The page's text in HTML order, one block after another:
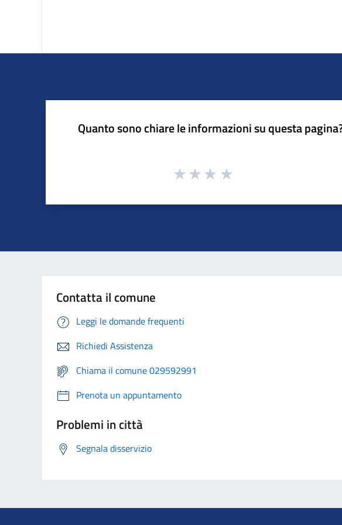
Quanto sono chiare le informazioni su questa
Contatta il comune
Leggi le domande frequenti
Richiedi Assistenza
Chiama il comune 029592991
Prenota un appuntamento
Problemi in città
Segnala disservizio